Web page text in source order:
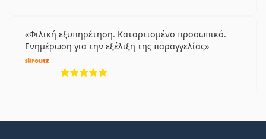
Φιλική εξυπηρέτηση. Καταρτισμένο προσωπικό.
Ενημέρωση για την εξέλιξη της παραγγελίας